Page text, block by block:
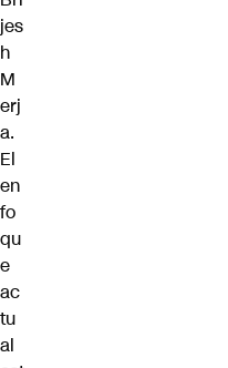
jes
h
M
erj
a.
El
en
fo
qu
e
ac
tu
al